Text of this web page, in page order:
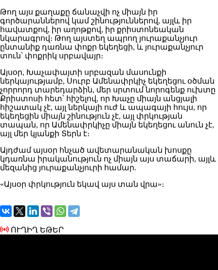
Թող այս քաղաքը ճանաչվի ոչ միայն իր
գործարաններով կամ շինություններով, այլև իր
հավատքով, իր աղոթքով, իր քրիստոնեական
նկարագրով։ Թող այստեղ ապրող յուրաքանչյուր
ընտանիք դառնա փոքր եկեղեցի, և յուրաքանչյուր
տուն՝ փոքրիկ սրբավայր։
Այսօր, Խաչափայտի սրբազան մասունքի
ներկայությամբ, Սուրբ Ամենափրկիչ եկեղեցու օծման
չորրորդ տարեդարձին, մեր սրտում նորոգենք ուխտը
Քրիստոսի հետ՝ հիշելով, որ Խաչը միայն անցյալի
հիշատակ չէ, այլ ներկայի ուժ և ապագայի հույս, որ
եկեղեցին միայն շինություն չէ, այլ փրկության
տապան, որ Ամենափրկիչը միայն եկեղեցու անուն չէ,
այլ մեր կյանքի Տերն է։
Այդժամ այսօր հնչած ավետարանական խոսքը
կդառնա իրականություն ոչ միայն այս տաճարի, այլև
մեզանից յուրաքանչյուրի համար.
«Այսօր փրկություն եկավ այս տան վրա»։
ՈՒՂԻՂ ԵԹԵՐ